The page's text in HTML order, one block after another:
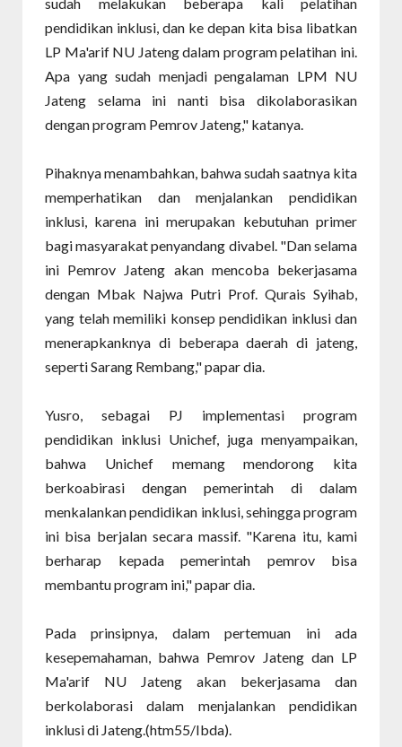
pendidikan inklusi, dan ke depan kita bisa libatkan
LP Ma'arif NU Jateng dalam program pelatihan ini.
Apa yang sudah menjadi pengalaman LPM NU
Jateng selama ini nanti bisa dikolaborasikan
dengan program Pemrov Jateng," katanya.
Pihaknya menambahkan, bahwa sudah saatnya kita
memperhatikan dan menjalankan pendidikan
inklusi, karena ini merupakan kebutuhan primer
bagi masyarakat penyandang divabel. "Dan selama
ini Pemrov Jateng akan mencoba bekerjasama
dengan Mbak Najwa Putri Prof. Qurais Syihab,
yang telah memiliki konsep pendidikan inklusi dan
menerapkanknya di beberapa daerah di jateng,
seperti Sarang Rembang," papar dia.
Yusro, sebagai PJ implementasi program
pendidikan inklusi Unichef, juga menyampaikan,
bahwa Unichef memang mendorong kita
berkoabirasi dengan pemerintah di dalam
menkalankan pendidikan inklusi, sehingga program
ini bisa berjalan secara massif. "Karena itu, kami
berharap kepada pemerintah pemrov bisa
membantu program ini," papar dia.
Pada prinsipnya, dalam pertemuan ini ada
kesepemahaman, bahwa Pemrov Jateng dan LP
Ma'arif NU Jateng akan bekerjasama dan
berkolaborasi dalam menjalankan pendidikan
inklusi di Jateng.(htm55/Ibda).